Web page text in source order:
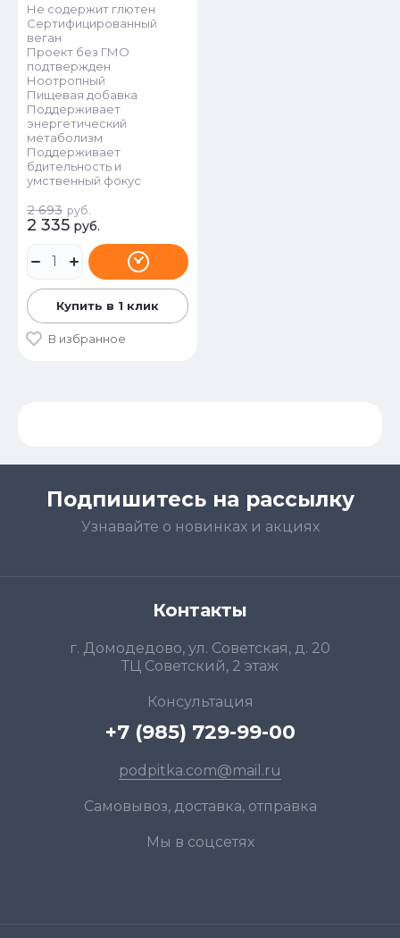
Не содержит глютен
Сертифицированный
веган
Проект без ГМО
подтвержден
Ноотропный
Пищевая добавка
Поддерживает
энергетический
метаболизм
Поддерживает
бдительность и
умственный фокус
2 693 руб.
2 335 руб.
Купить в 1 клик
В избранное
Подпишитесь на рассылку
Узнавайте о новинках и акциях
Контакты
г. Домодедово, ул. Советская, д. 20
ТЦ Советский, 2 этаж
Консультация
+7 (985) 729-99-00
podpitka.com@mail.ru
Самовывоз, доставка, отправка
Мы в соцсетях